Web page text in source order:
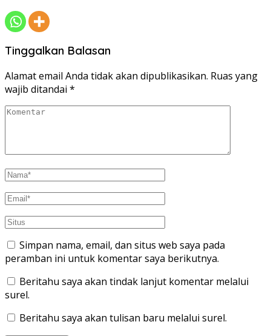
Tinggalkan Balasan
Alamat email Anda tidak akan dipublikasikan. Ruas yang
wajib ditandai *
Simpan nama, email, dan situs web saya pada
peramban ini untuk komentar saya berikutnya.
Beritahu saya akan tindak lanjut komentar melalui
surel.
Beritahu saya akan tulisan baru melalui surel.